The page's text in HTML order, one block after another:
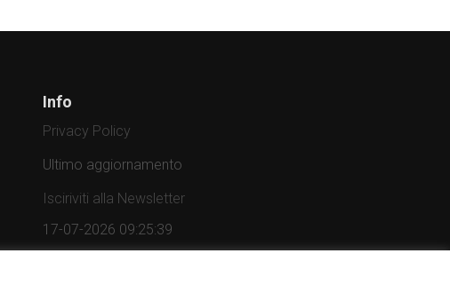
Info
Privacy Policy
Ultimo aggiornamento
Isciriviti alla Newsletter
17-07-2026 09:25:39